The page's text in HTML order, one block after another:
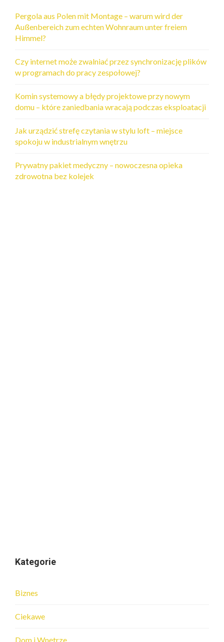
Pergola aus Polen mit Montage – warum wird der
Außenbereich zum echten Wohnraum unter freiem
Himmel?
Czy internet może zwalniać przez synchronizację plików
w programach do pracy zespołowej?
Komin systemowy a błędy projektowe przy nowym
domu – które zaniedbania wracają podczas eksploatacji
Jak urządzić strefę czytania w stylu loft – miejsce
spokoju w industrialnym wnętrzu
Prywatny pakiet medyczny – nowoczesna opieka
zdrowotna bez kolejek
Kategorie
Biznes
Ciekawe
Dom i Wnętrze